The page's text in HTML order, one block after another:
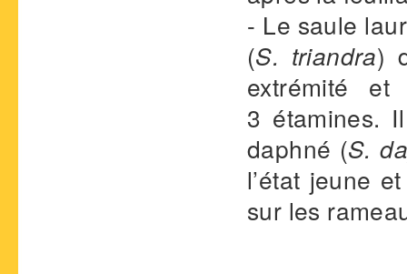
- Le saule
(S. triandra)
extrémité
3 étamines.
daphné (S.
l’état jeune
sur les